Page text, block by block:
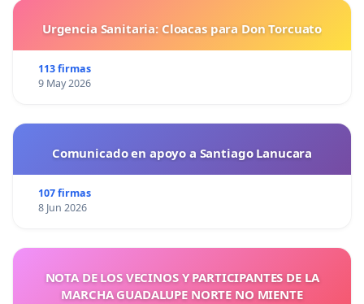
Urgencia Sanitaria: Cloacas para Don Torcuato
113 firmas
9 May 2026
Comunicado en apoyo a Santiago Lanucara
107 firmas
8 Jun 2026
NOTA DE LOS VECINOS Y PARTICIPANTES DE LA
MARCHA GUADALUPE NORTE NO MIENTE